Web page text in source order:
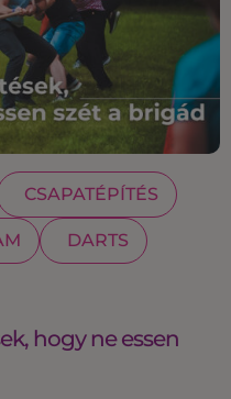
CSAPATÉPÍTÉS
DARTS
hogy ne essen